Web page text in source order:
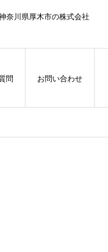
奈川県厚木市の株式会社
問 お問い合わせ